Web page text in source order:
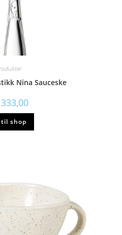
Nina Sauceske
333,00
til shop